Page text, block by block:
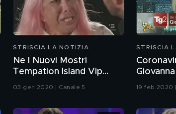
STRISCIA LA NOTIZIA
Ne I Nuovi Mostri
Tempation Island Vip
mixato con X Factor
03 gen 2020 | Canale 5
STRISCIA
19 feb 2020